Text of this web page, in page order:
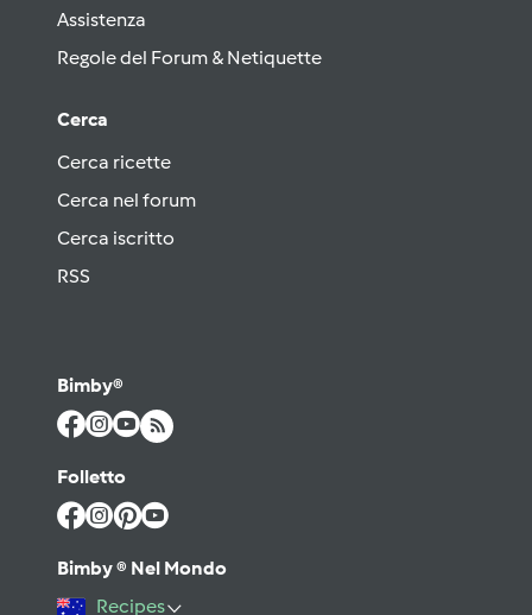
Assistenza
Regole del Forum & Netiquette
Cerca
Cerca ricette
Cerca nel forum
Cerca iscritto
RSS
Bimby®
Folletto
Bimby ® Nel Mondo
Recipes